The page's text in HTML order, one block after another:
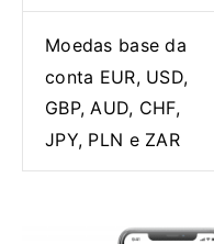
Moedas base da
conta EUR, USD,
GBP, AUD, CHF,
JPY, PLN e ZAR